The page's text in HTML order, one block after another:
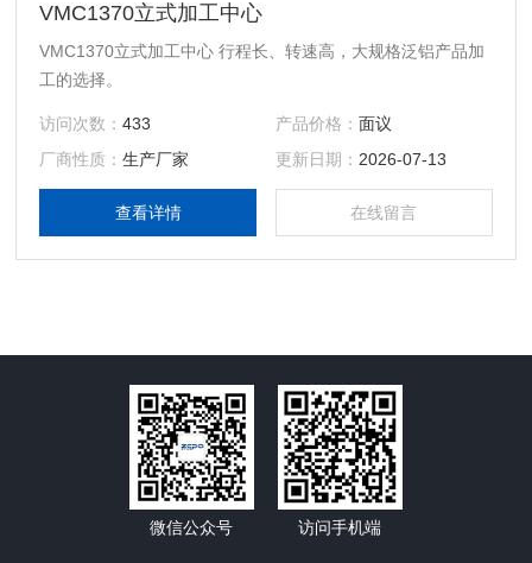
VMC1370立式加工中心
VMC1370立式加工中心 行程长、转速高，大规格泛铝产品加
工的选择。
访问次数：433 产品价格： 面议
厂商性质：生产厂家 更新日期： 2026-07-13
查看详情 在线留言
微信公众号 访问手机端